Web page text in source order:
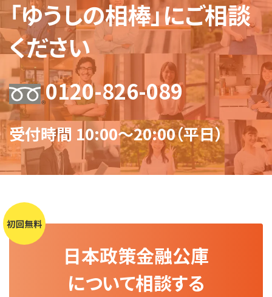
「ゆうしの相棒」にご相談
ください
0120-826-089
受付時間 10:00～20:00（平日）
日本政策金融公庫
について相談する